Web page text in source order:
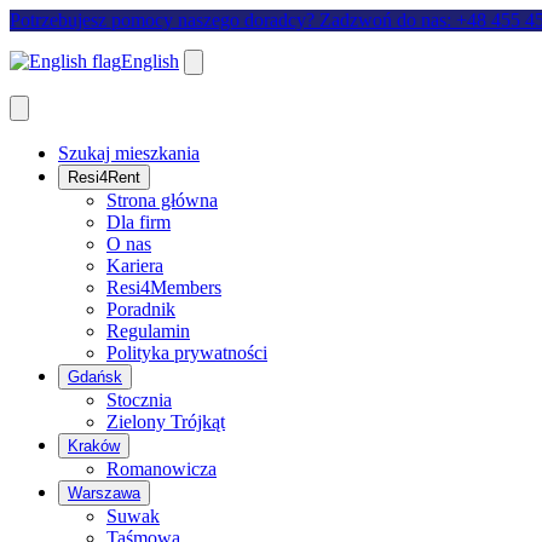
Potrzebujesz pomocy naszego doradcy? Zadzwoń do nas: +48 455
English
Szukaj mieszkania
Resi4Rent
Strona główna
Dla firm
O nas
Kariera
Resi4Members
Poradnik
Regulamin
Polityka prywatności
Gdańsk
Stocznia
Zielony Trójkąt
Kraków
Romanowicza
Warszawa
Suwak
Taśmowa